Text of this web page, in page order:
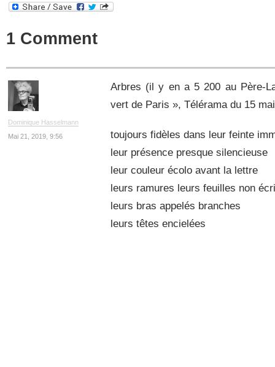
1 Comment
Dominique Hasselmann
Mai 21, 2019, 9:56
Arbres (il y en a 5 200 au Père-
vert de Paris », Télérama du 15
toujours fidèles dans leur feinte
leur présence presque silencieuse
leur couleur écolo avant la lettre
leurs ramures leurs feuilles non
leurs bras appelés branches
leurs têtes encielées